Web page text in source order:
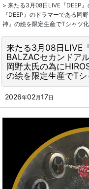
> 来たる3月08日LIVE『DEEP
『DEEP』のドラマーである岡
神』の絵を限定生産でTシャツ化
来たる3月08日LIVE
BALZACセカンドア
岡野太氏の為に
の絵を限定生産でTシ
2026年02月17日